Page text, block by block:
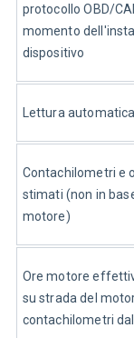
protocollo OBD/
momento
dispositivo
Lettura
Contachilometri e
stimati (non in
motore)
Ore motore
su strada del
contachilometri